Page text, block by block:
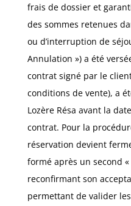
frais de dossier et
des sommes retenues
ou d’interruption de
Annulation ») a été
contrat signé par le
conditions de vente), a
Lozère Résa avant la
contrat. Pour la
réservation devient
formé après un second
reconfirmant son
permettant de valider